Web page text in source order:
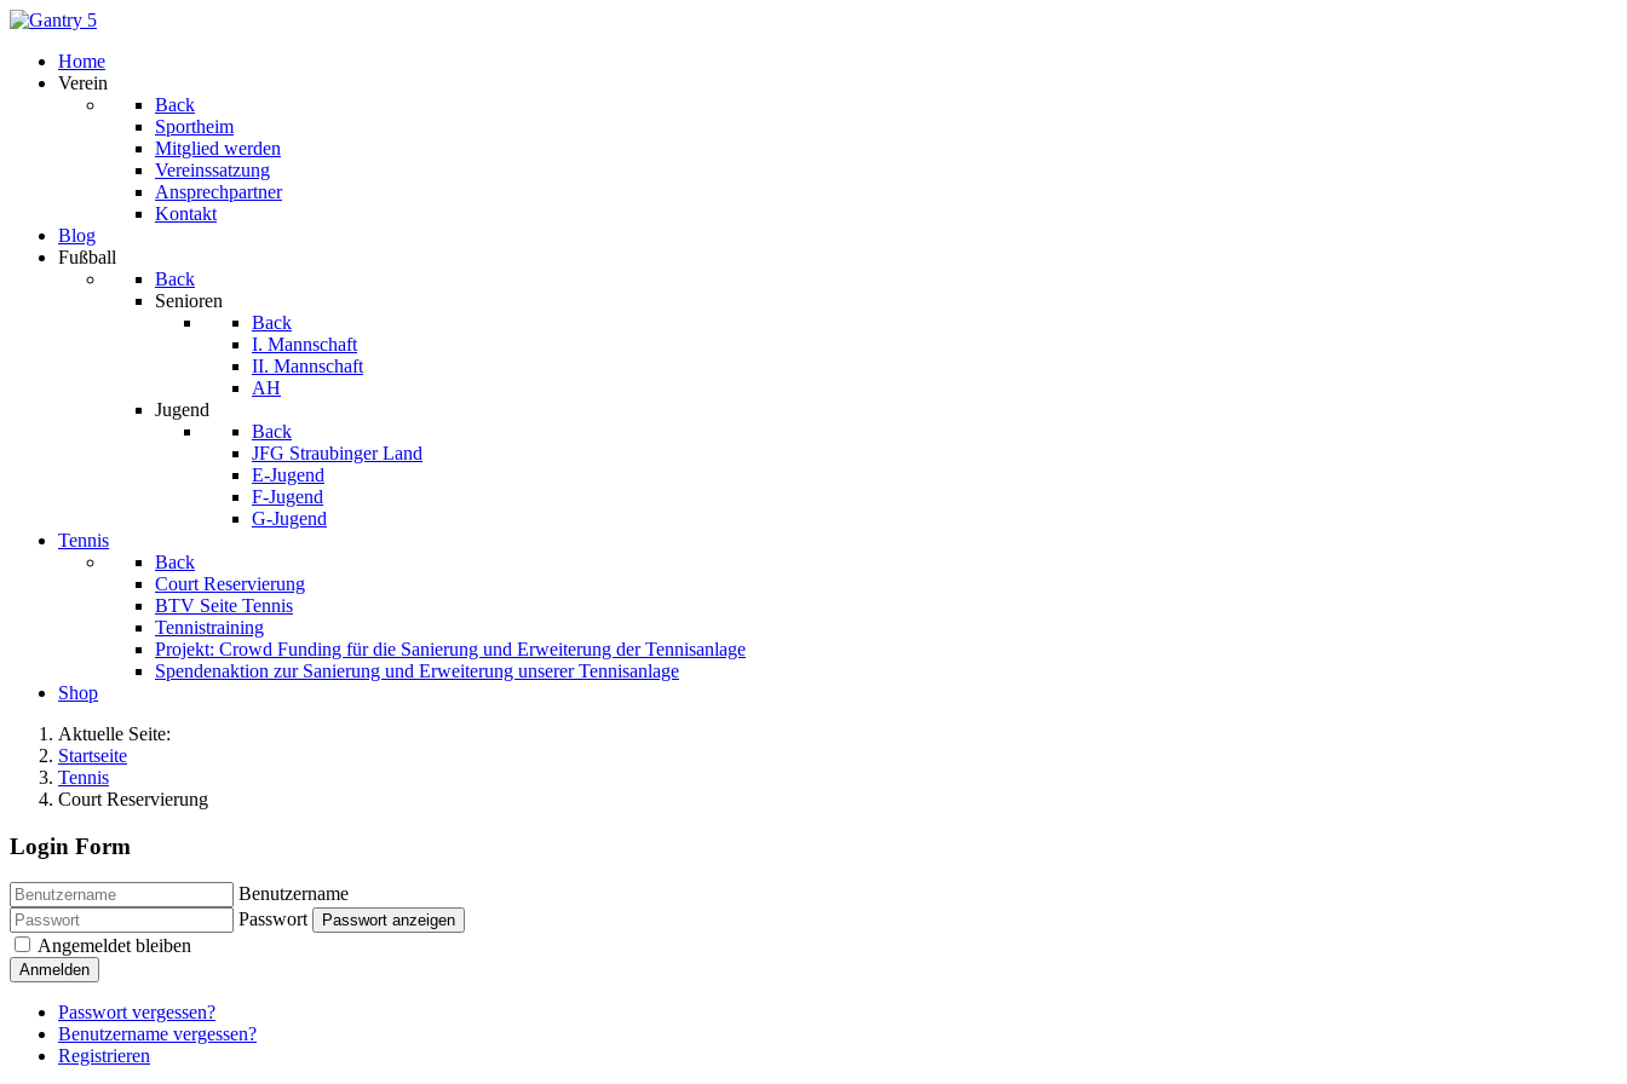
Home
Verein
Back
Sportheim
Mitglied werden
Vereinssatzung
Ansprechpartner
Kontakt
Blog
Fußball
Back
Senioren
Back
I. Mannschaft
II. Mannschaft
AH
Jugend
Back
JFG Straubinger Land
E-Jugend
F-Jugend
G-Jugend
Tennis
Back
Court Reservierung
BTV Seite Tennis
Tennistraining
Projekt: Crowd Funding für die Sanierung und Erweiterung der Tennisanlage
Spendenaktion zur Sanierung und Erweiterung unserer Tennisanlage
Shop
Aktuelle Seite:
Startseite
Tennis
Court Reservierung
Login Form
Benutzername
Passwort
Passwort anzeigen
Angemeldet bleiben
Anmelden
Passwort vergessen?
Benutzername vergessen?
Registrieren